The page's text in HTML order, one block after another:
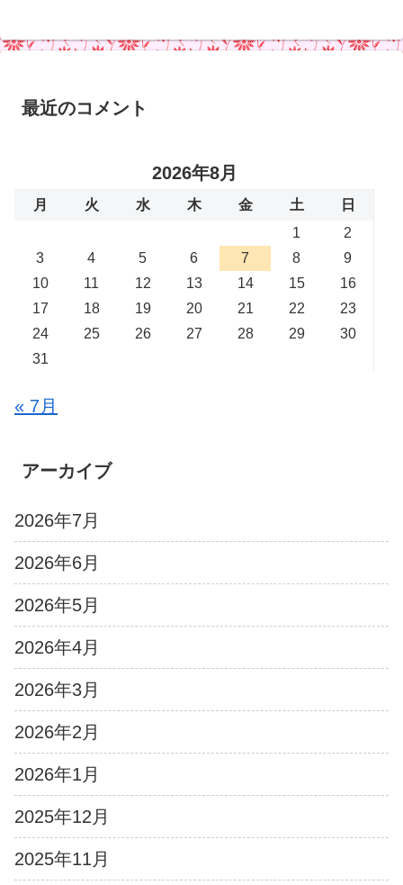
最近のコメント
2026年8月
月 火 水 木 金 土
日
1
2
3
4 5 6 7 8
9
10
11 12 13 14 15
16
17
18 19 20 21 22
23
24
25 26 27 28 29
30
31
« 7月
アーカイブ
2026年7月
2026年6月
2026年5月
2026年4月
2026年3月
2026年2月
2026年1月
2025年12月
2025年11月